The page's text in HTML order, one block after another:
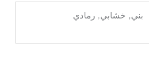
بني, خشابي, رمادي